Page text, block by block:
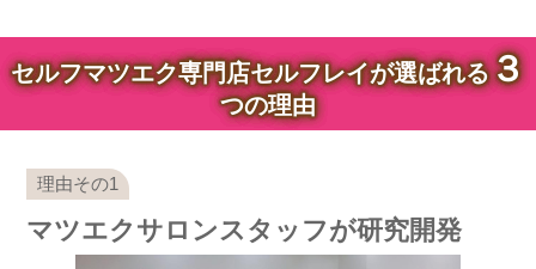
セルフマツエク専門店セルフレイが選ばれる３
つの理由
マツエクサロンスタッフが研究開発